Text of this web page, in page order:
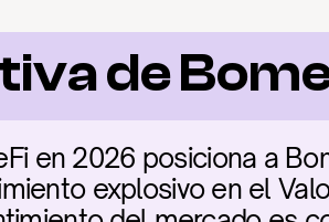
de
en 2026 posiciona a
explosivo en el